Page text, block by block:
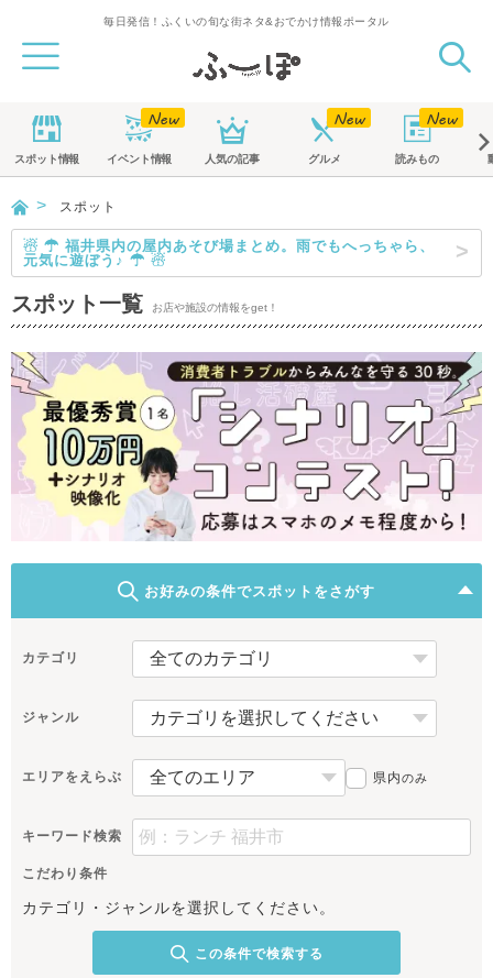
毎日発信！ふくいの旬な街ネタ&おでかけ情報ポータル
スポット情報 イベント情報 人気の記事 グルメ 読みもの
スポット
☃ ☂ 福井県内の屋内あそび場まとめ。雨でもへっちゃら、
元気に遊ぼう♪ ☂ ☃
スポット一覧 お店や施設の情報をget！
お好みの条件でスポットをさがす
カテゴリ
ジャンル
エリアをえらぶ 県内のみ
キーワード検索
こだわり条件
カテゴリ・ジャンルを選択してください。
この条件で検索する